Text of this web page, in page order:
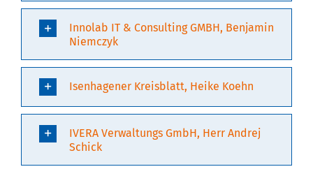
Innolab IT & Consulting GMBH, Benjamin
Niemczyk
Isenhagener Kreisblatt, Heike Koehn
IVERA Verwaltungs GmbH, Herr Andrej
Schick